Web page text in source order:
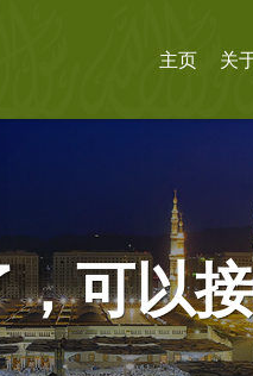
主页 关
可以